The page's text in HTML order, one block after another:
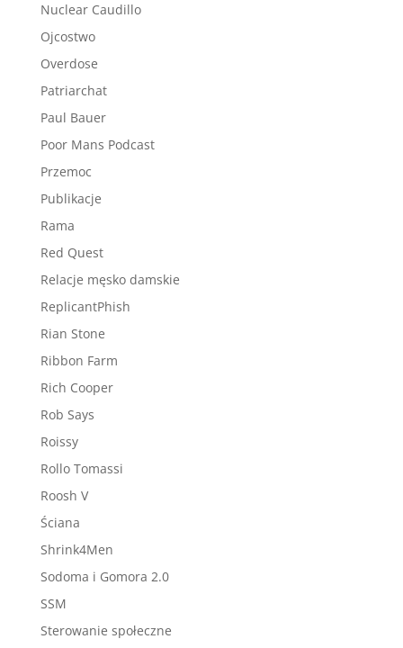
Nuclear Caudillo
Ojcostwo
Overdose
Patriarchat
Paul Bauer
Poor Mans Podcast
Przemoc
Publikacje
Rama
Red Quest
Relacje męsko damskie
ReplicantPhish
Rian Stone
Ribbon Farm
Rich Cooper
Rob Says
Roissy
Rollo Tomassi
Roosh V
Ściana
Shrink4Men
Sodoma i Gomora 2.0
SSM
Sterowanie społeczne